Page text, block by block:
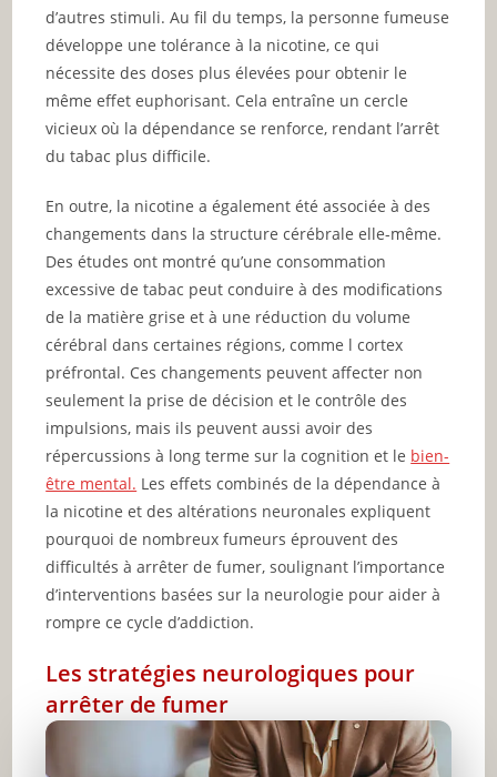
d’autres stimuli. Au fil du temps, la personne fumeuse
développe une tolérance à la nicotine, ce qui
nécessite des doses plus élevées pour obtenir le
même effet euphorisant. Cela entraîne un cercle
vicieux où la dépendance se renforce, rendant l’arrêt
du tabac plus difficile.
En outre, la nicotine a également été associée à des
changements dans la structure cérébrale elle-même.
Des études ont montré qu’une consommation
excessive de tabac peut conduire à des modifications
de la matière grise et à une réduction du volume
cérébral dans certaines régions, comme l cortex
préfrontal. Ces changements peuvent affecter non
seulement la prise de décision et le contrôle des
impulsions, mais ils peuvent aussi avoir des
répercussions à long terme sur la cognition et le bien-
être mental. Les effets combinés de la dépendance à
la nicotine et des altérations neuronales expliquent
pourquoi de nombreux fumeurs éprouvent des
difficultés à arrêter de fumer, soulignant l’importance
d’interventions basées sur la neurologie pour aider à
rompre ce cycle d’addiction.
Les stratégies neurologiques pour
arrêter de fumer